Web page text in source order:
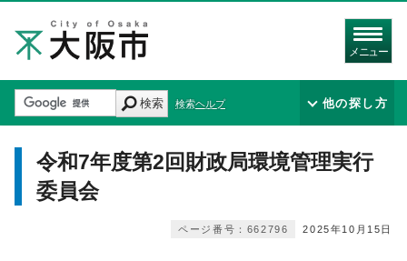
メニュー
検索 検索ヘルプ 他の探し方
令和7年度第2回財政局環境管理実行
委員会
2025年10月15日
ページ番号：662796